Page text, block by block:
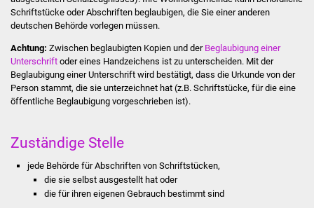
Sanierung Hallenbad
Ortsentwicklung
Presse
Was erledige ich wo
Dienstleistungen
Schriftstücke oder Abschriften beglaubigen, die Sie einer anderen
deutschen Behörde vorlegen müssen.
Achtung: Zwischen beglaubigten Kopien und der Beglaubigung einer
Unterschriftoder eines Handzeichens ist zu unterscheiden. Mit der
Beglaubigung einer Unterschrift wird bestätigt, dass die Urkunde von der
Person stammt, die sie unterzeichnet hat (z.B. Schriftstücke, für die eine
öffentliche Beglaubigung vorgeschrieben ist).
Zuständige Stelle
jede Behörde für Abschriften von Schriftstücken,
die sie selbst ausgestellt hat oder
die für ihren eigenen Gebrauch bestimmt sind